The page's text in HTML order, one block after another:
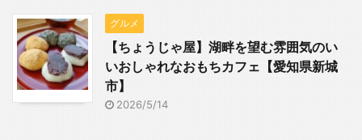
グルメ
【ちょうじゃ屋】湖畔を望む雰囲気のい
いおしゃれなおもちカフェ【愛知県新城
市】
2026/5/14